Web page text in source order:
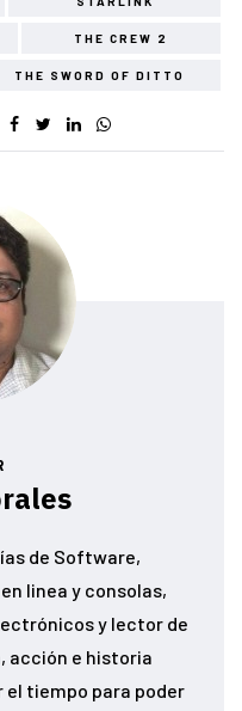
THE CREW 2
THE SWORD OF DITTO
de Software,
linea y consolas,
y lector de
acción e historia
el tiempo para poder